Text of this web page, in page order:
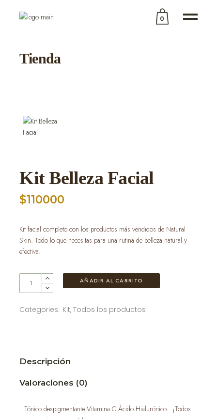
0
Tienda
Kit Belleza Facial
$110000
Kit facial completo con los productos más vendidos de Natural
Skin. Todo lo que necesitas para una rutina de belleza natural y
efectiva.
AÑADIR AL CARRITO
Categories: Kit,Todos los productos
Descripción
Valoraciones (0)
Tónico despigmentante Vitamina C Ácido Hialurónico ¡Todos